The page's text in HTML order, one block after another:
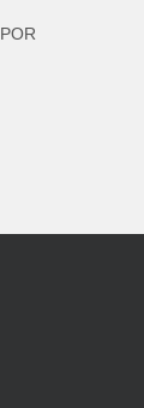
POR